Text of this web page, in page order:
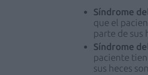
Síndrome
que el
parte de sus
Síndrome
paciente
sus heces